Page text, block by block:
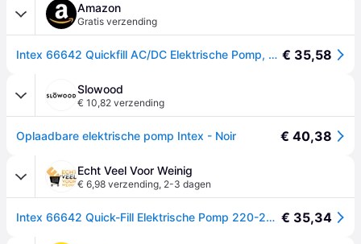
Amazon
Gratis verzending
Intex 66642 Quickfill AC/DC Elektrische Pomp, 230 Volt € 35,58
Slowood
€ 10,82 verzending
Oplaadbare elektrische pomp Intex - Noir € 40,38
Echt Veel Voor Weinig
€ 6,98 verzending, 2-3 dagen
Intex 66642 Quick-Fill Elektrische Pomp 220-240V € 35,34